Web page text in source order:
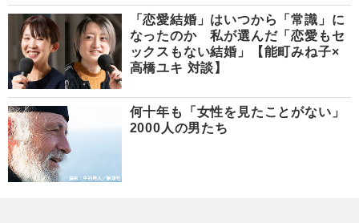
「恋愛結婚」はいつから「常識」に
なったのか 私が選んだ「恋愛もセ
ックスもない結婚」【能町みね子×
高橋ユキ 対談】
何十年も「女性を見たことがない」
2000人の男たち